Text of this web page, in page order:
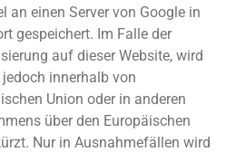
an einen Server von Google in
gespeichert. Im Falle der
auf dieser Website, wird
jedoch innerhalb von
Union oder in anderen
über den Europäischen
Nur in Ausnahmefällen wird